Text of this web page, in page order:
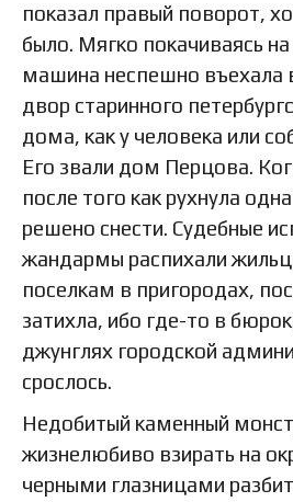
показал правый поворот,
было. Мягко покачиваясь
машина неспешно въехала
двор старинного
дома, как у человека или
Его звали дом Перцова.
после того как рухнула
решено снести. Судебные
жандармы распихали
поселкам в пригородах,
затихла, ибо где-то в
джунглях городской
срослось.
Недобитый каменный
жизнелюбиво взирать на
черными глазницами